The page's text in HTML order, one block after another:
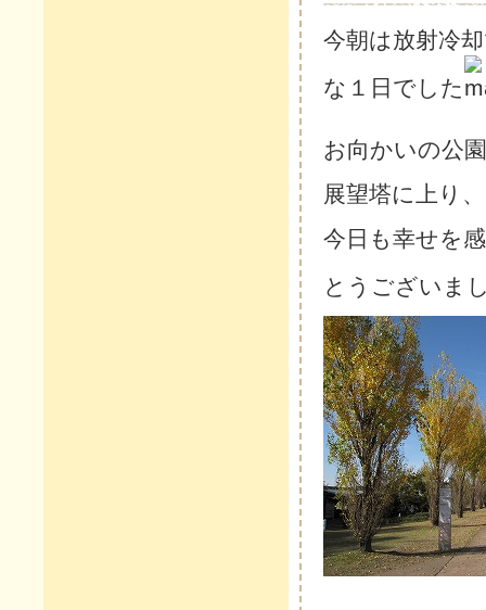
今朝は放射冷
な１日でした
お向かいの公
展望塔に上り
今日も幸せを
とうございま